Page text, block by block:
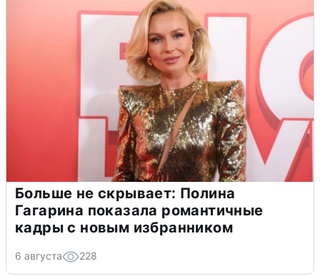
Больше не скрывает: Полина
Гагарина показала романтичные
кадры с новым избранником
6 августа 228